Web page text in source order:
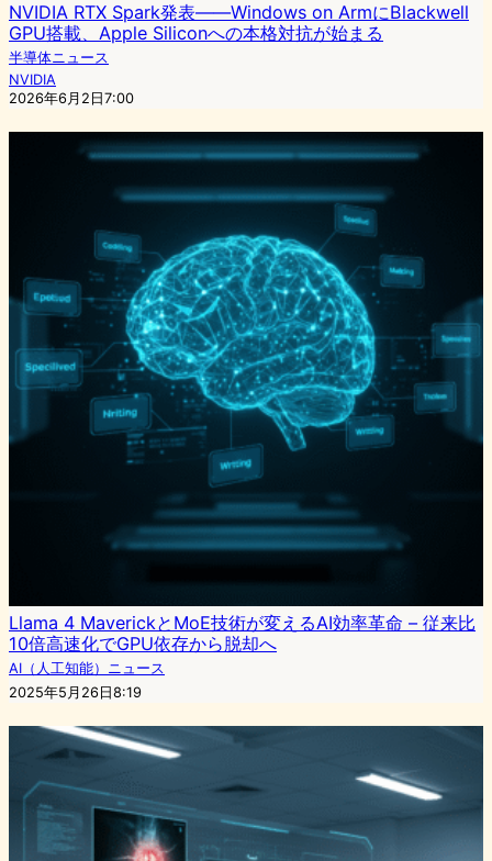
NVIDIA RTX Spark発表——Windows on ArmにBlackwell
GPU搭載、Apple Siliconへの本格対抗が始まる
半導体ニュース
NVIDIA
2026年6月2日7:00
Llama 4 MaverickとMoE技術が変えるAI効率革命 – 従来比
10倍高速化でGPU依存から脱却へ
AI（人工知能）ニュース
2025年5月26日8:19